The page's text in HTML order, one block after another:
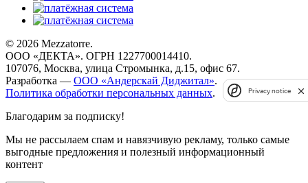
© 2026 Mezzatorre.
ООО «ДЕКТА». ОГРН 1227700014410.
107076, Москва, улица Стромынка, д.15, офис 67.
Разработка — ООО «Андерскай Диджитал».
Политика обработки персональных данных.
Благодарим за подписку!
Мы не рассылаем спам и навязчивую рекламу, только самые
выгодные предложения и полезный информационный
контент
Privacy notice